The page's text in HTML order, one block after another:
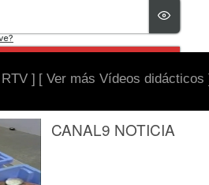
] [ Ver más Vídeos didácticos
CANAL9 NOTICIA